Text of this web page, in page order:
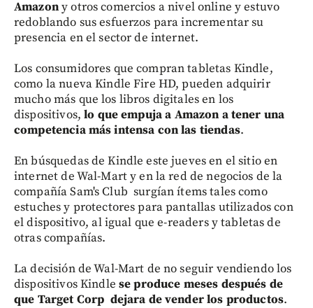
Amazony otros comercios a nivel online y estuvo
redoblando sus esfuerzos para incrementar su
presencia en el sector de internet.
Los consumidores que compran tabletas Kindle,
como la nueva Kindle Fire HD, pueden adquirir
mucho más que los libros digitales en los
dispositivos, lo queempuja a Amazon a tener una
competencia más intensa con las tiendas.
En búsquedas de Kindle este jueves en el sitio en
internet de Wal-Mart y en la red de negocios de la
compañía Sam's Club surgían ítems tales como
estuches y protectores para pantallas utilizados con
el dispositivo, al igual que e-readers y tabletas de
otras compañías.
La decisión de Wal-Mart de no seguir vendiendo los
dispositivos Kindle se produce meses después de
que Target Corp dejara de vender los productos.